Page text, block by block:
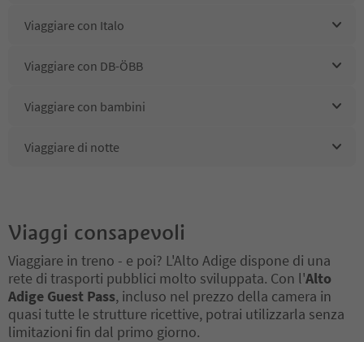
Viaggiare con Italo
Viaggiare con DB-ÖBB
Viaggiare con bambini
Viaggiare di notte
Viaggi consapevoli
Viaggiare in treno - e poi? L'Alto Adige dispone di una
rete di trasporti pubblici molto sviluppata. Con l'Alto
Adige Guest Pass, incluso nel prezzo della camera in
quasi tutte le strutture ricettive, potrai utilizzarla senza
limitazioni fin dal primo giorno.